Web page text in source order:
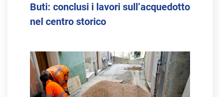
Buti: conclusi i lavori sull’acquedotto
nel centro storico